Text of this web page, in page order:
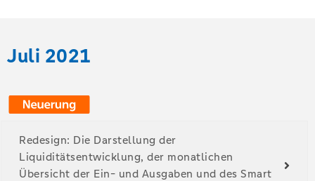
Juli 2021
Redesign: Die Darstellung der
Liquiditätsentwicklung, der monatlichen
Übersicht der Ein- und Ausgaben und des Smart